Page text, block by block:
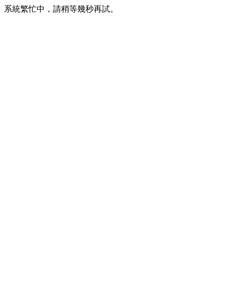
系統繁忙中，請稍等幾秒再試。